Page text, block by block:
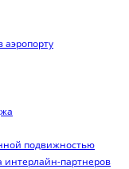
подвижностью
интерлайн-партнеров